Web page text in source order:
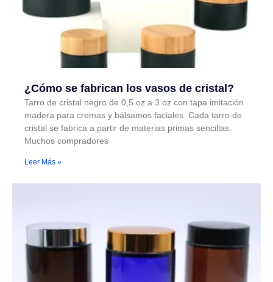
¿Cómo se fabrican los vasos de cristal?
Tarro de cristal negro de 0,5 oz a 3 oz con tapa imitación
madera para cremas y bálsamos faciales. Cada tarro de
cristal se fabrica a partir de materias primas sencillas.
Muchos compradores
Leer Más »